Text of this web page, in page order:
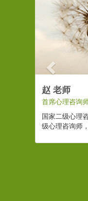
赵 老师
首席心理咨询
国家二级心理
级心理咨询师